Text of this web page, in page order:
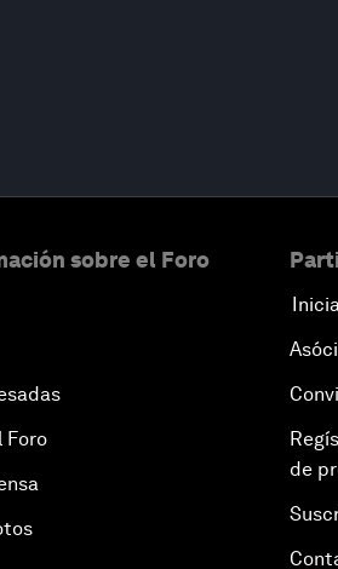
sobre el Foro
Foro
de